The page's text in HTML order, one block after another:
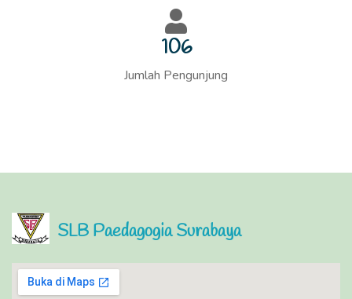
110
Jumlah Pengunjung
SLB Paedagogia Surabaya